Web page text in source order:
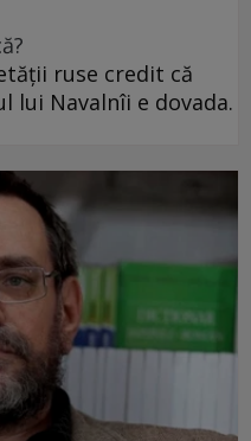
ruse credit că
lui Navalnîi e dovada.